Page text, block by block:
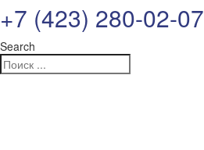
+7 (423) 280-02-07
Search